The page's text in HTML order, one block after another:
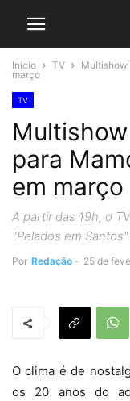
Início TV
Multishow
março
TV
para
em março
A partir das 19h, o
"Pelados em
Por Redação - 25 de
O clima é de
os 20 anos do